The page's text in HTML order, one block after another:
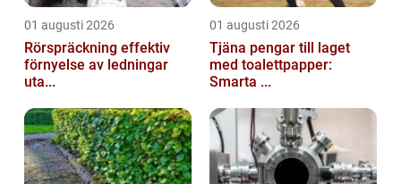
01 augusti 2026
Rörspräckning effektiv
förnyelse av ledningar
uta...
01 augusti 2026
Tjäna pengar till laget
med toalettpapper:
Smarta ...